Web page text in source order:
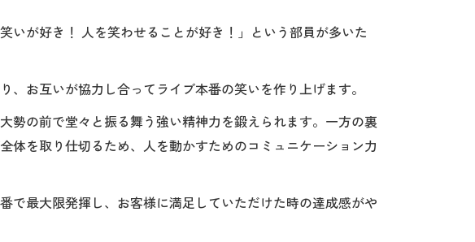
いが好き！ 人を笑わせることが好き！」という部員が多いた
お互いが協力し合ってライブ本番の笑いを作り上げます。
勢の前で堂々と振る舞う強い精神力を鍛えられます。一方の裏
体を取り仕切るため、人を動かすためのコミュニケーション力
で最大限発揮し、お客様に満足していただけた時の達成感がや